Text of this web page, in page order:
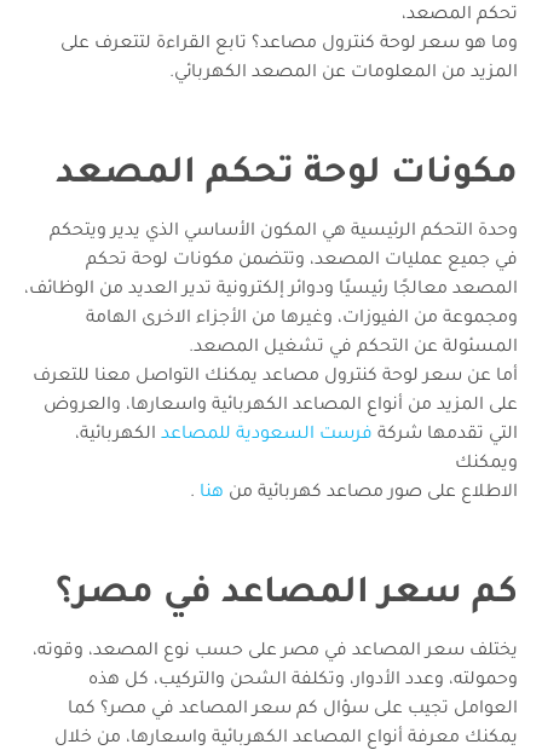
تحكم المصعد،
وما هو سعر لوحة كنترول مصاعد؟ تابع القراءة لتتعرف على
المزيد من المعلومات عن المصعد الكهربائي.
مكونات لوحة تحكم المصعد
وحدة التحكم الرئيسية هي المكون الأساسي الذي يدير ويتحكم
في جميع عمليات المصعد، وتتضمن مكونات لوحة تحكم
المصعد معالجًا رئيسيًا ودوائر إلكترونية تدير العديد من الوظائف،
ومجموعة من الفيوزات، وغيرها من الأجزاء الاخرى الهامة
المسئولة عن التحكم في تشغيل المصعد.
أما عن سعر لوحة كنترول مصاعد يمكنك التواصل معنا للتعرف
على المزيد من أنواع المصاعد الكهربائية واسعارها، والعروض
التي تقدمها شركة فرست السعودية للمصاعد الكهربائية،
ويمكنك
الاطلاع على صور مصاعد كهربائية من هنا .
كم سعر المصاعد في مصر؟
يختلف سعر المصاعد في مصر على حسب نوع المصعد، وقوته،
وحمولته، وعدد الأدوار، وتكلفة الشحن والتركيب، كل هذه
العوامل تجيب على سؤال كم سعر المصاعد في مصر؟ كما
يمكنك معرفة أنواع المصاعد الكهربائية واسعارها، من خلال